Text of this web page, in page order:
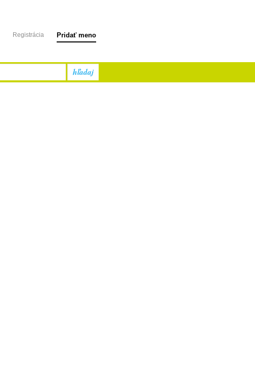
Registrácia Pridať meno
hľadaj